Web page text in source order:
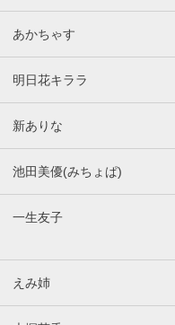
あかちゃす
明日花キララ
新ありな
池田美優(みちょぱ)
一生友子
えみ姉